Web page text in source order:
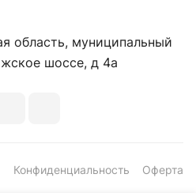
область, муниципальный
шоссе, д 4а
Конфиденциальность Оферта